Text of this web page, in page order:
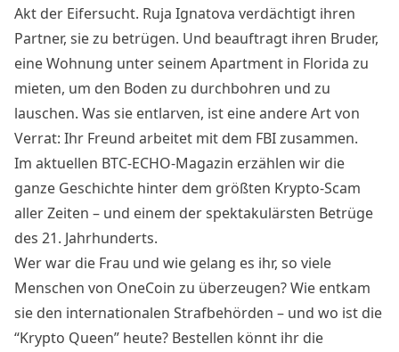
Akt der Eifersucht. Ruja Ignatova verdächtigt ihren
Partner, sie zu betrügen. Und beauftragt ihren Bruder,
eine Wohnung unter seinem Apartment in Florida zu
mieten, um den Boden zu durchbohren und zu
lauschen. Was sie entlarven, ist eine andere Art von
Verrat: Ihr Freund arbeitet mit dem FBI zusammen.
Im aktuellen BTC-ECHO-Magazin erzählen wir die
ganze Geschichte hinter dem größten Krypto-Scam
aller Zeiten – und einem der spektakulärsten Betrüge
des 21. Jahrhunderts.
Wer war die Frau und wie gelang es ihr, so viele
Menschen von OneCoin zu überzeugen? Wie entkam
sie den internationalen Strafbehörden – und wo ist die
“Krypto Queen” heute? Bestellen könnt ihr die